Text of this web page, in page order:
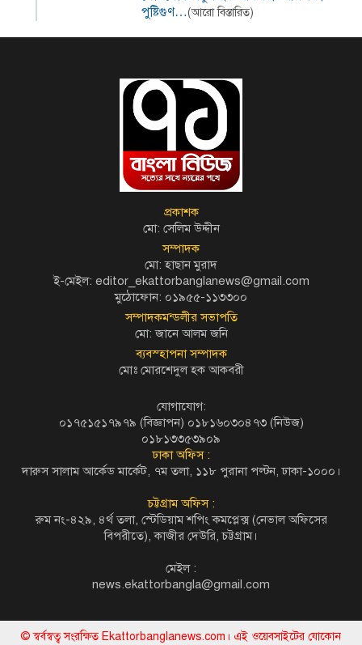
পুষ্টিগুণ…(আরো বিস্তারিত)
প্রকাশক
মো: সেলিম উদ্দীন
সম্পাদক
মো: হাছান মুরাদ
ই-মেইল: editor_ekattorbanglanews@gmail.com
মুঠোফোন: ০১৯৫৫-১১৩৩০০
সম্পাদকমন্ডলীর সভাপতি
মো: জানে আলম জনি
ব্যবস্হাপনা সম্পাদক
মোঃ মোরশেদুল হক আকবরী
যোগাযোগ:
০১৭৫১৫১৭৯৭৯ (বিজ্ঞাপন) ০১৮১৬০৩০৪৭৩ (নিউজ)
০১৮১৩৩৫৩৯০৯
ঢাকা অফিস :
দারুস সালাম আর্কেড মার্কেট, ৭ম তলা, ১১৮ পুরানা পল্টন, ঢাকা-১০০০।
চট্টগ্রাম অফিস :
রুম নং-৪২৯, ৪র্থ তলা, স্টেডিয়াম শপিং কমপ্লেক্স (নেভাল অফিসের
বিপরীতে), কাজীর দেউরি, চট্টগ্রাম।
মেইল :
news.ekattorbangla@gmail.com
© স্বর্বস্বত্ব সংরক্ষিত Ekattorbanglanews.com। এই ওয়েবসাইটের যোকোন